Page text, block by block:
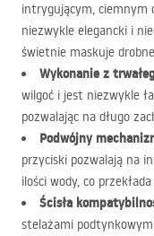
intrygującym, ciemnym
niezwykle elegancki i
świetnie maskuje
Wykonanie z
wilgoć i jest niezwykle
pozwalając na długo
Podwójny
przyciski pozwalają na
ilości wody, co
Ścisła
stelażami